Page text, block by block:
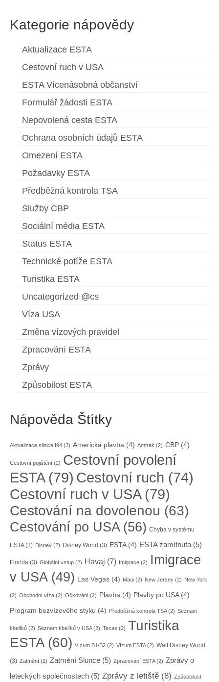
Kategorie nápovědy
Aktualizace ESTA
Cestovní ruch v USA
ESTA Vícenásobná občanství
Formulář žádosti ESTA
Nepovolená cesta ESTA
Ochrana osobních údajů ESTA
Omezení ESTA
Požadavky ESTA
Předběžná kontrola TSA
Služby CBP
Sociální média ESTA
Status ESTA
Technické potíže ESTA
Turistika ESTA
Uncategorized @cs
Víza USA
Změna vízových pravidel
Zpracování ESTA
Zprávy
Způsobilost ESTA
Nápověda Štítky
Aktualizace silnice I94 (2) Americká plavba (4) Amtrak (2) CBP (4)
Cestovní pojištění (2) Cestovní povolení
ESTA(79) Cestovní ruch (74)
Cestovní ruch v USA(79)
Cestování na dovolenou (63)
Cestování po USA(56) Chyba v systému
ESTA(3) Disney (2) Disney World (3) ESTA(4) ESTA zamítnuta (5)
Florida (3) Globální vstup (2) Havaj (7) Imigrace (2)
Imigrace
v USA(49) Las Vegas (4) Maui (2) New Jersey (2) New York
(2) Obchodní víza (2) Očkování (2) Plavba (4) Plavby po USA(4)
Program bezvízového styku (4) Předběžná kontrola TSA(2) Seznam
kbelíků (2) Seznam kbelíků v USA(2) Texas (2) Turistika
ESTA(60) Vízum B1/B2 (2) Vízum ESTA(2) Walt Disney World
(3) Zatmění (2) Zatmění Slunce (5) Zpracování ESTA(2) Zprávy o
leteckých společnostech (5) Zprávy z letiště (8) Způsobilost